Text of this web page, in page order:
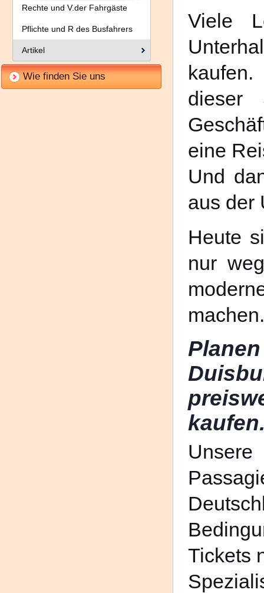
Rechte und V.der Fahrgäste
Pflichte und R des Busfahrers
Artikel
Wie finden Sie uns
Viele
dieser
eine
Und
aus der
Heute
nur
machen.
Tickets